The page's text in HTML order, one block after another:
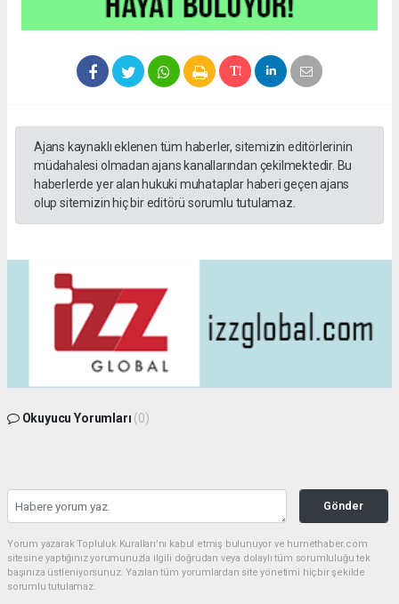
Ajans kaynaklı eklenen tüm haberler, sitemizin editörlerinin
müdahalesi olmadan ajans kanallarından çekilmektedir. Bu
haberlerde yer alan hukuki muhataplar haberi geçen ajans
olup sitemizin hiç bir editörü sorumlu tutulamaz.
Okuyucu Yorumları (0)
Gönder
Yorum yazarak Topluluk Kuralları’nı kabul etmiş bulunuyor ve hurnethaber.com
sitesine yaptığınız yorumunuzla ilgili doğrudan veya dolaylı tüm sorumluluğu tek
başınıza üstleniyorsunuz. Yazılan tüm yorumlardan site yönetimi hiçbir şekilde
sorumlu tutulamaz.